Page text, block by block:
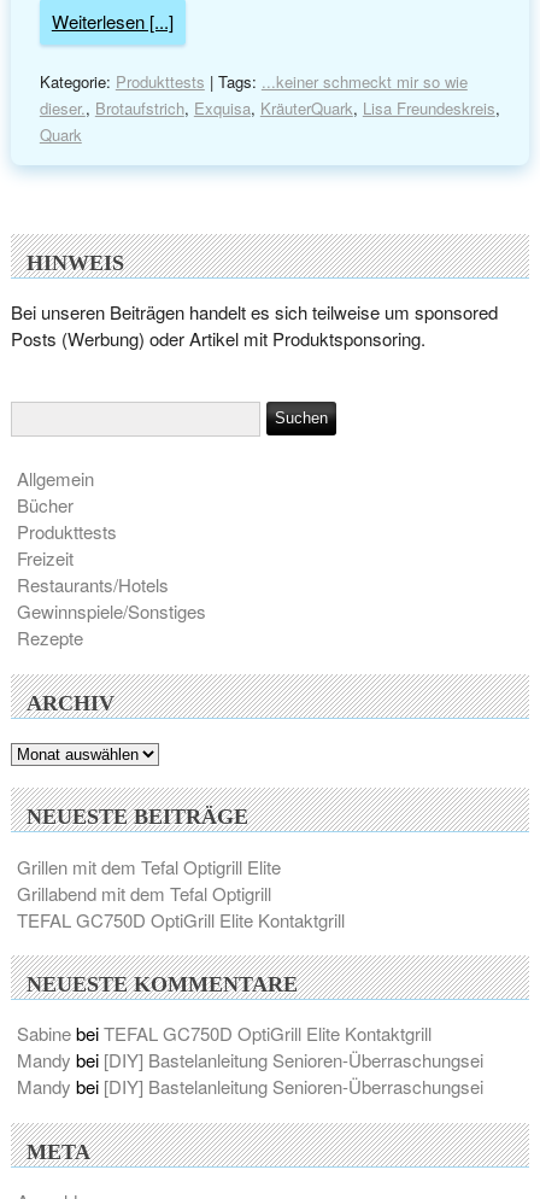
Weiterlesen [...]
Kategorie: Produkttests | Tags: ...keiner schmeckt mir so wie
dieser., Brotaufstrich, Exquisa, KräuterQuark, Lisa Freundeskreis,
Quark
HINWEIS
Bei unseren Beiträgen handelt es sich teilweise um sponsored
Posts (Werbung) oder Artikel mit Produktsponsoring.
Allgemein
Bücher
Produkttests
Freizeit
Restaurants/Hotels
Gewinnspiele/Sonstiges
Rezepte
ARCHIV
Archiv
NEUESTE BEITRÄGE
Grillen mit dem Tefal Optigrill Elite
Grillabend mit dem Tefal Optigrill
TEFAL GC750D OptiGrill Elite Kontaktgrill
NEUESTE KOMMENTARE
SabinebeiTEFAL GC750D OptiGrill Elite Kontaktgrill
Mandy bei [DIY] Bastelanleitung Senioren-Überraschungsei
Mandy bei [DIY] Bastelanleitung Senioren-Überraschungsei
META